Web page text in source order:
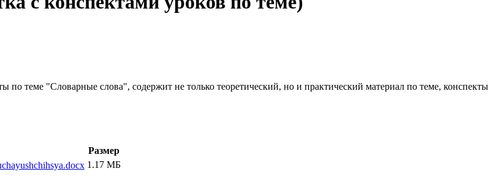
по теме "Словарные слова", содержит не только теоретический, но и практический материал по теме, конспекты
Размер
1.17 МБ